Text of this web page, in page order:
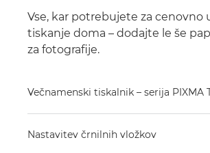
Vse, kar potrebujete za cenovno
tiskanje doma – dodajte le še
za fotografije.
Večnamenski tiskalnik – serija PIXMA
Nastavitev črnilnih vložkov